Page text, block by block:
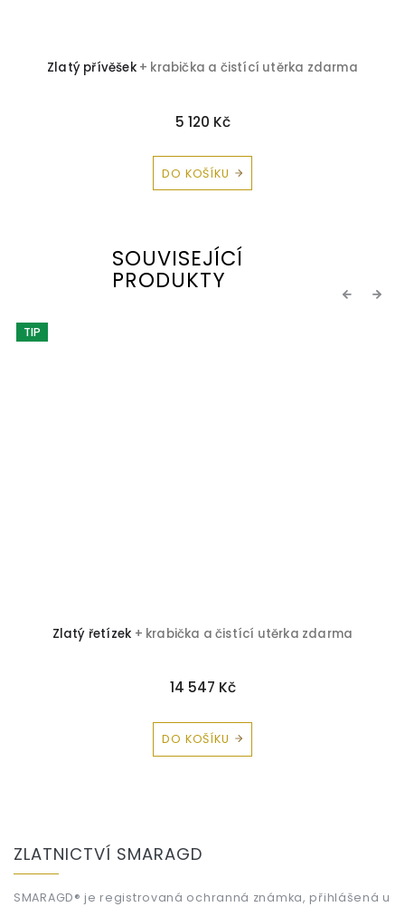
Zlatý přívěšek + krabička a čistící utěrka zdarma
5 120 Kč
DO KOŠÍKU
SOUVISEJÍCÍ
PRODUKTY Previous
TIP
Zlatý řetízek + krabička a čistící utěrka zdarma
14 547 Kč
DO KOŠÍKU
Next
ZLATNICTVÍ SMARAGD
SMARAGD® je registrovaná ochranná známka, přihlášená u